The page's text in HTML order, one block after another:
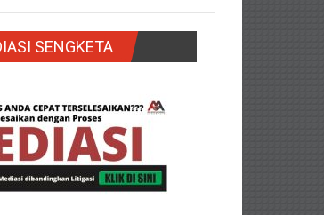
SENGKETA